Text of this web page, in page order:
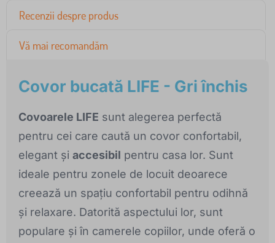
Recenzii despre produs
Vă mai recomandăm
Covor bucată LIFE - Gri închis
Covoarele LIFE sunt alegerea perfectă
pentru cei care caută un covor confortabil,
elegant și accesibil pentru casa lor. Sunt
ideale pentru zonele de locuit deoarece
creează un spațiu confortabil pentru odihnă
și relaxare. Datorită aspectului lor, sunt
populare și în camerele copiilor, unde oferă o